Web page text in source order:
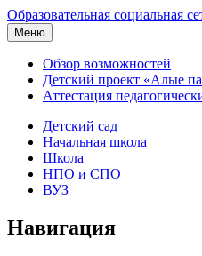
Образовательная социальная
Меню
Обзор возможностей
Детский проект «Алые
Аттестация
Детский сад
Начальная школа
Школа
НПО и СПО
ВУЗ
Навигация